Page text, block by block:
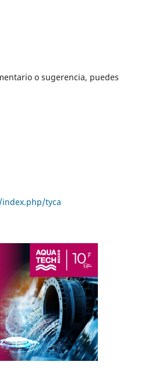
o sugerencia, puedes
tyca